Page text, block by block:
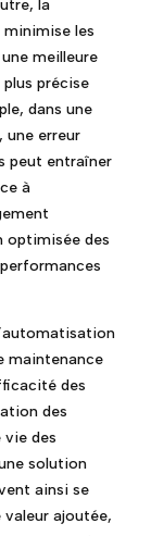
la
les
meilleure
précise
dans une
une erreur
peut entraîner
à
optimisée des
maintenance
des
des
vie des
solution
ainsi se
ajoutée,